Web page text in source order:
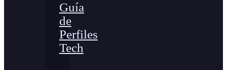
Guía
de
Perfiles
Tech